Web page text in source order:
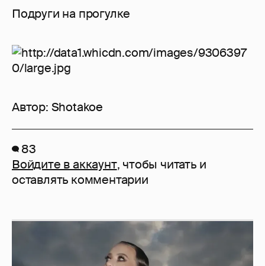
Подруги на прогулке
Автор: Shotakoe
83
Войдите в аккаунт, чтобы читать и
оставлять комментарии